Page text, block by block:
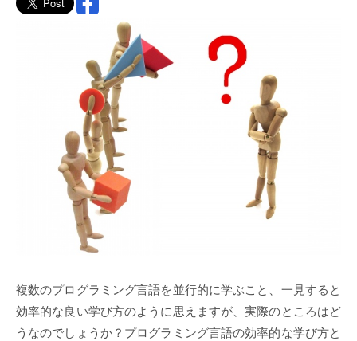
複数のプログラミング言語を並行的に学ぶこと、一見すると
効率的な良い学び方のように思えますが、実際のところはど
うなのでしょうか？プログラミング言語の効率的な学び方と